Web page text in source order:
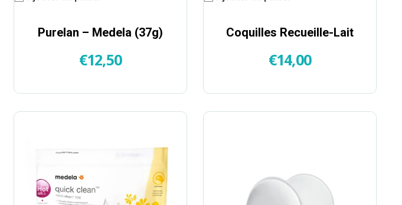
Purelan – Medela (37g)
€12,50
Coquilles Recueille-Lait
€14,00